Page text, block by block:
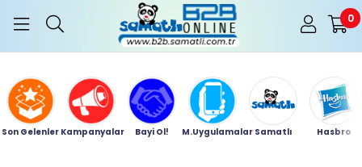
0
Son Gelenler Kampanyalar Bayi Ol! M.Uygulamalar Samatlı Hasbro